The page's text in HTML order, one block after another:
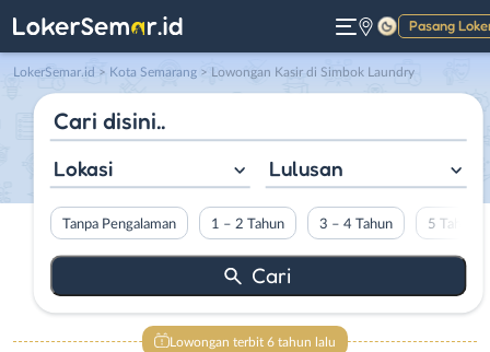
Pasang
Gelap
LokerSemar.id > Kota Semarang > Lowongan Kasir di Simbok Laundry
Lokasi Lulusan
Tanpa Pengalaman 1 – 2 Tahun 3 – 4 Tahun 5 Tahun
Lowongan terbit 6 tahun lalu